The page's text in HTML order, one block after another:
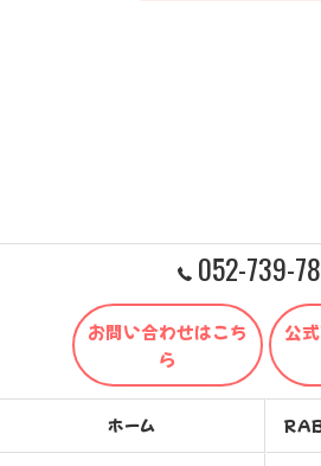
052-739-
お問い合わせはこち
ら
公
ホーム